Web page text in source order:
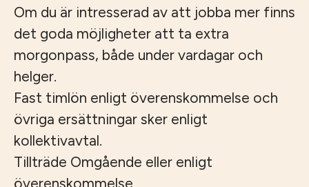
Om du är intresserad av att jobba mer finns
det goda möjligheter att ta extra
morgonpass, både under vardagar och
helger.
Fast timlön enligt överenskommelse och
övriga ersättningar sker enligt
kollektivavtal.
Tillträde Omgående eller enligt
överenskommelse.